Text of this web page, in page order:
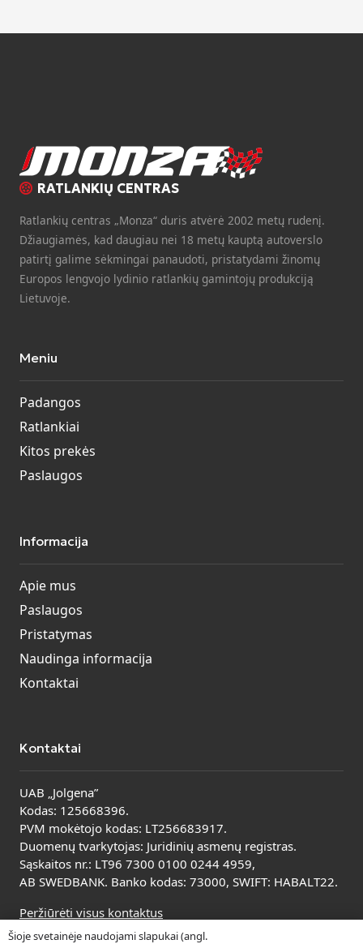
RATLANKIŲ CENTRAS
Ratlankių centras „Monza“ duris atvėrė 2002 metų rudenį.
Džiaugiamės, kad daugiau nei 18 metų kauptą autoverslo
patirtį galime sėkmingai panaudoti, pristatydami žinomų
Europos lengvojo lydinio ratlankių gamintojų produkciją
Lietuvoje.
Meniu
Padangos
Ratlankiai
Kitos prekės
Paslaugos
Informacija
Apie mus
Paslaugos
Pristatymas
Naudinga informacija
Kontaktai
Kontaktai
UAB „Jolgena”
Kodas: 125668396.
PVM mokėtojo kodas: LT256683917.
Duomenų tvarkytojas: Juridinių asmenų registras.
Sąskaitos nr.: LT96 7300 0100 0244 4959,
AB SWEDBANK. Banko kodas: 73000, SWIFT: HABALT22.
Peržiūrėti visus kontaktus
Šioje svetainėje naudojami slapukai (angl.